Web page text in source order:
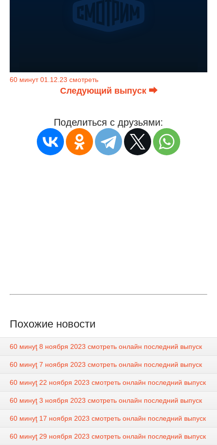
60 минут 01.12.23 смотреть
Следующий выпуск ⮕
Поделиться с друзьями:
Похожие новости
60 минуţ 8 ноября 2023 смотреть онлайн последний выпуск
60 минуţ 7 ноября 2023 смотреть онлайн последний выпуск
60 минуţ 22 ноября 2023 смотреть онлайн последний выпуск
60 минуţ 3 ноября 2023 смотреть онлайн последний выпуск
60 минуţ 17 ноября 2023 смотреть онлайн последний выпуск
60 минуţ 29 ноября 2023 смотреть онлайн последний выпуск